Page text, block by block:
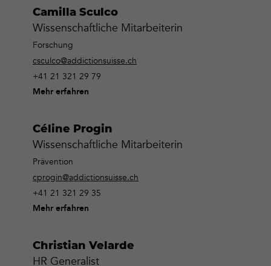
Camilla Sculco
Wissenschaftliche Mitarbeiterin
Forschung
csculco@addictionsuisse.ch
+41 21 321 29 79
Mehr erfahren
Céline Progin
Wissenschaftliche Mitarbeiterin
Prävention
cprogin@addictionsuisse.ch
+41 21 321 29 35
Mehr erfahren
Christian Velarde
HR Generalist